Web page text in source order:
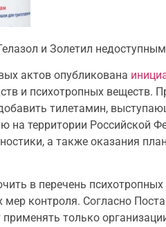
и Золетил
актов опубликована
и психотропных
тилетамин,
на территории Российской
а также оказания
в перечень
контроля. Согласно
только